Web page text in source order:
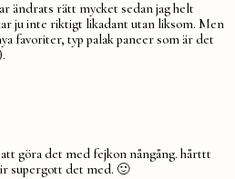
ändrats rätt mycket sedan jag helt
ju inte riktigt likadant utan liksom. Men
favoriter, typ palak paneer som är det
göra det med fejkon nångång. hårttt
supergott det med. 🙂